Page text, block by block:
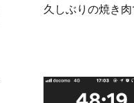
久しぶりの焼き